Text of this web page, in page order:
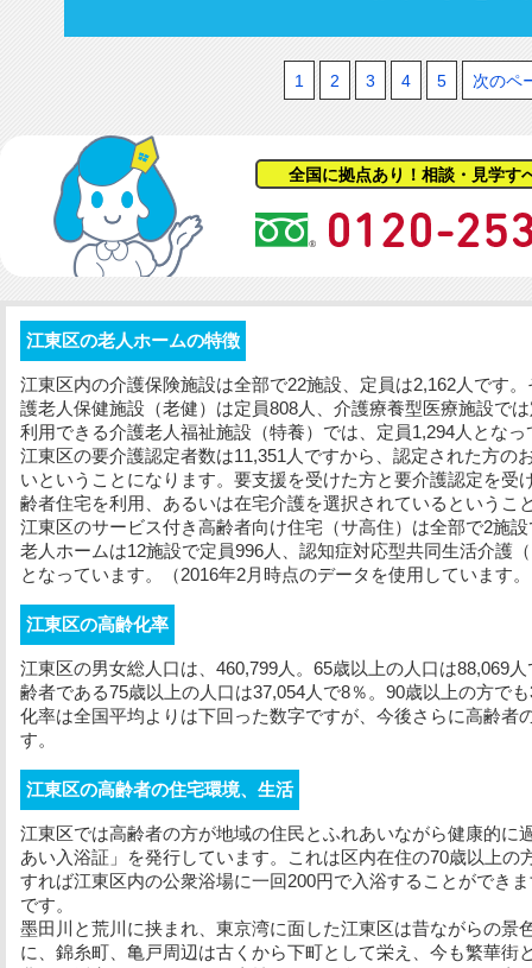
1 2 3 4 5 次のペ
全国に拠点あり！相談・見学す
江東区の老人ホームの特徴
江東区内の介護保険施設は全部で22施設、定員は2,162人です
護老人保健施設（老健）は定員808人、介護療養型医療施設で
利用できる介護老人福祉施設（特養）では、定員1,294人となっ
江東区の要介護認定者数は11,351人ですから、認定された方の
いということになります。要支援を受けた方と要介護認定を受
齢者住宅を利用、あるいは在宅介護を選択されているというこ
江東区のサービス付き高齢者向け住宅（サ高住）は全部で2施
老人ホームは12施設で定員996人、認知症対応型共同生活介護
となっています。（2016年2月時点のデータを使用しています
江東区の高齢化率
江東区の男女総人口は、460,799人。65歳以上の人口は88,069
齢者である75歳以上の人口は37,054人で8％。90歳以上の方で
化率は全国平均よりは下回った数字ですが、今後さらに高齢者
す。
江東区の高齢者の住宅環境、生活
江東区では高齢者の方が地域の住民とふれあいながら健康的に
あい入浴証」を発行しています。これは区内在住の70歳以上の
すれば江東区内の公衆浴場に一回200円で入浴することができ
です。
墨田川と荒川に挟まれ、東京湾に面した江東区は昔ながらの景
に、錦糸町、亀戸周辺は古くから下町として栄え、今も繁華街